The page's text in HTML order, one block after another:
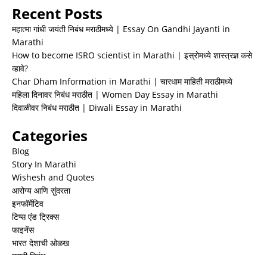
Recent Posts
महात्मा गांधी जयंती निबंध मराठीमध्ये | Essay On Gandhi Jayanti in
Marathi
How to become ISRO scientist in Marathi | इस्रोमध्ये शास्त्रज्ञ कसे
व्हावे?
Char Dham Information in Marathi | चारधाम माहिती मराठीमध्ये
महिला दिनावर निबंध मराठीत | Women Day Essay in Marathi
दिवाळीवर निबंध मराठीत | Diwali Essay in Marathi
Categories
Blog
Story In Marathi
Wishesh and Quotes
आरोग्य आणि सुंदरता
इनफॉर्मेटिव
टिप्स एंड ट्रिक्स
फाइनेंस
भारत देशाची ओळख